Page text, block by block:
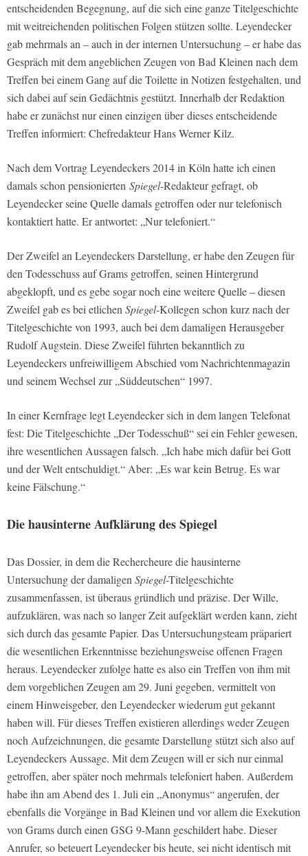
entscheidenden Begegnung, auf die sich eine ganze Titelgeschichte
mit weitreichenden politischen Folgen stützen sollte. Leyendecker
gab mehrmals an – auch in der internen Untersuchung – er habe das
Gespräch mit dem angeblichen Zeugen von Bad Kleinen nach dem
Treffen bei einem Gang auf die Toilette in Notizen festgehalten, und
sich dabei auf sein Gedächtnis gestützt. Innerhalb der Redaktion
habe er zunächst nur einen einzigen über dieses entscheidende
Treffen informiert: Chefredakteur Hans Werner Kilz.
Nach dem Vortrag Leyendeckers 2014 in Köln hatte ich einen
damals schon pensionierten Spiegel-Redakteur gefragt, ob
Leyendecker seine Quelle damals getroffen oder nur telefonisch
kontaktiert hatte. Er antwortet: „Nur telefoniert.“
Der Zweifel an Leyendeckers Darstellung, er habe den Zeugen für
den Todesschuss auf Grams getroffen, seinen Hintergrund
abgeklopft, und es gebe sogar noch eine weitere Quelle – diesen
Zweifel gab es bei etlichenSpiegel-Kollegen schon kurz nach der
Titelgeschichte von 1993, auch bei dem damaligen Herausgeber
Rudolf Augstein. Diese Zweifel führten bekanntlich zu
Leyendeckers unfreiwilligem Abschied vom Nachrichtenmagazin
und seinem Wechsel zur „Süddeutschen“ 1997.
In einer Kernfrage legt Leyendecker sich in dem langen Telefonat
fest: Die Titelgeschichte „Der Todesschuß“ sei ein Fehler gewesen,
ihre wesentlichen Aussagen falsch. „Ich habe mich dafür bei Gott
und der Welt entschuldigt.“ Aber: „Es war kein Betrug. Es war
keine Fälschung.“
Die hausinterne Aufklärung desSpiegel
Das Dossier, in dem die Rechercheure die hausinterne
Untersuchung der damaligenSpiegel-Titelgeschichte
zusammenfassen, ist überaus gründlich und präzise. Der Wille,
aufzuklären, was nach so langer Zeit aufgeklärt werden kann, zieht
sich durch das gesamte Papier. Das Untersuchungsteam präpariert
die wesentlichen Erkenntnisse beziehungsweise offenen Fragen
heraus. Leyendecker zufolge hatte es also ein Treffen von ihm mit
dem vorgeblichen Zeugen am 29. Juni gegeben, vermittelt von
einem Hinweisgeber, den Leyendecker wiederum gut gekannt
haben will. Für dieses Treffen existieren allerdings weder Zeugen
noch Aufzeichnungen, die gesamte Darstellung stützt sich also auf
Leyendeckers Aussage. Mit dem Zeugen will er sich nur einmal
getroffen, aber später noch mehrmals telefoniert haben. Außerdem
habe ihn am Abend des 1. Juli ein „Anonymus“ angerufen, der
ebenfalls die Vorgänge in Bad Kleinen und vor allem die Exekution
von Grams durch einen GSG 9-Mann geschildert habe. Dieser
Anrufer, so beteuert Leyendecker bis heute, sei nicht identisch mit